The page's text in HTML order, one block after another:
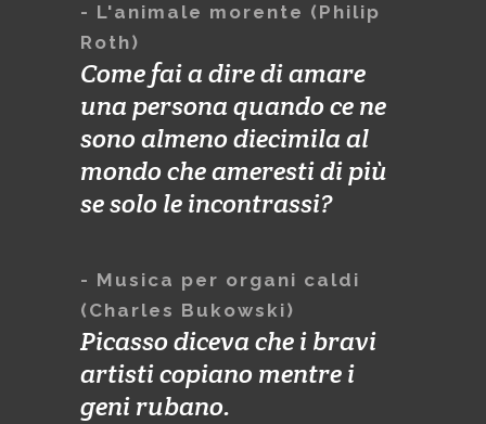
- L'animale morente (Philip
Roth)
Come fai a dire di amare
una persona quando ce ne
sono almeno diecimila al
mondo che ameresti di più
se solo le incontrassi?
- Musica per organi caldi
(Charles Bukowski)
Picasso diceva che i bravi
artisti copiano mentre i
geni rubano.